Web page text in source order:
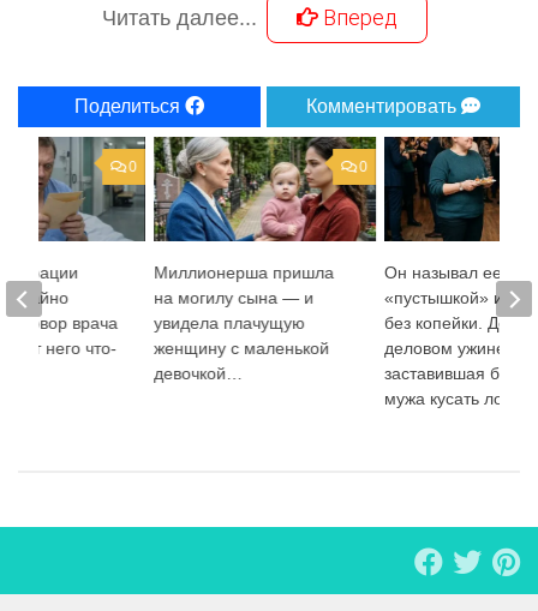
Читать далее... Вперед
Поделиться Комментировать
0
Миллионерша пришла
на могилу сына — и
увидела плачущую
женщину с маленькой
девочкой…
Он называл ее
«пустышкой» и
без копейки.
деловом ужине,
заставившая
мужа кусать локти
0
врача
от него что-